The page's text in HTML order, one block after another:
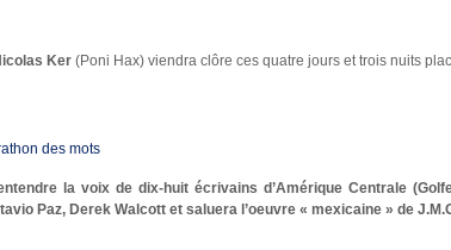
Ker (Poni Hax) viendra clôre ces quatre jours et trois nuits
des mots
la voix de dix-huit écrivains d’Amérique Centrale
Paz, Derek Walcott et saluera l’oeuvre « mexicaine » de